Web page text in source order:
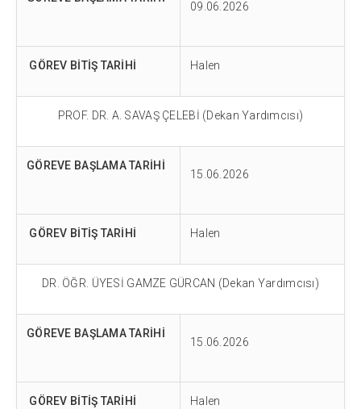
09.06.2026
GÖREV BİTİŞ TARİHİ Halen
PROF. DR. A. SAVAŞ ÇELEBİ (Dekan Yardımcısı)
GÖREVE BAŞLAMA TARİHİ
15.06.2026
GÖREV BİTİŞ TARİHİ Halen
DR. ÖĞR. ÜYESİ GAMZE GÜRCAN (Dekan Yardımcısı)
GÖREVE BAŞLAMA TARİHİ
15.06.2026
GÖREV BİTİŞ TARİHİ Halen